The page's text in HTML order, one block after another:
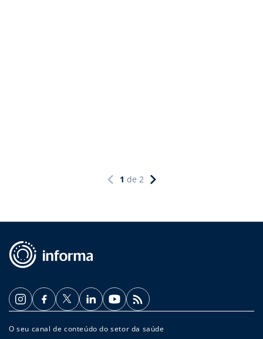
1 de 2
O seu canal de conteúdo do setor da saúde